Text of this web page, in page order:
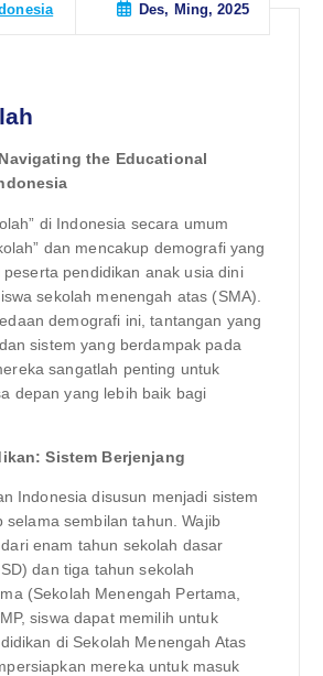
Des, Ming, 2025
the Educational
di Indonesia secara umum
dan mencakup demografi yang
pendidikan anak usia dini
sekolah menengah atas (SMA).
demografi ini, tantangan yang
sistem yang berdampak pada
sangatlah penting untuk
depan yang lebih baik bagi
Sistem Berjenjang
Indonesia disusun menjadi sistem
selama sembilan tahun. Wajib
enam tahun sekolah dasar
dan tiga tahun sekolah
(Sekolah Menengah Pertama,
siswa dapat memilih untuk
di Sekolah Menengah Atas
mereka untuk masuk